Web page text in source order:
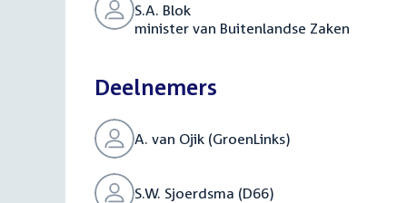
S.A. Blok
minister van Buitenlandse Zaken
Deelnemers
A. van Ojik (GroenLinks)
S.W. Sjoerdsma (D66)